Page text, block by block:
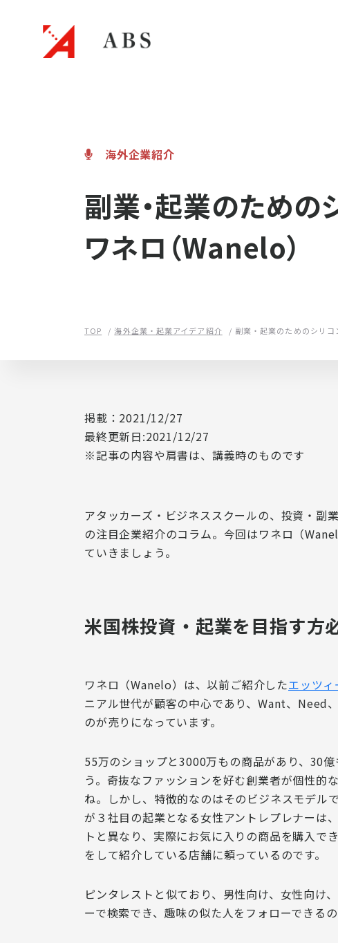
起業・スタ
ＡＢＳについて
ＡＢＳのフォロー体制
起業コラム
海外企業紹介
副業・起業のため
ワネロ（Wanelo）
TOP 海外企業・起業アイデア紹介 副業・起業のためのシリ
掲載：2021/12/27
最終更新日:2021/12/27
※記事の内容や肩書は、講義時のものです
アタッカーズ・ビジネススクールの、投資・副
の注目企業紹介のコラム。今回はワネロ（
ていきましょう。
米国株投資・起業を目指す方
ワネロ（Wanelo）は、以前ご紹介したエッツィ
ニアル世代が顧客の中心であり、Want、Need
のが売りになっています。
55万のショップと3000万もの商品があり、30億
う。 奇抜なファッションを好む創業者が個性的
ね。しかし、特徴的なのはそのビジネスモデル
が３社目の起業となる女性アントレプレナーは、
トと異なり、実際にお気に入りの商品を購入で
をして紹介している店舗に頼っている のです。
ピンタレストと似ており、 男性向け、女性向け
ーで検索でき、 趣味の似た人をフォローできる